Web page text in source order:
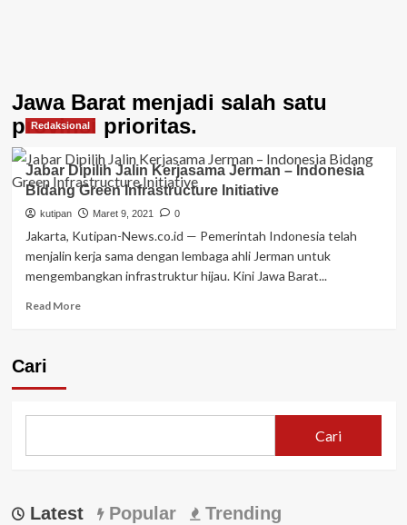
Jawa Barat menjadi salah satu
provinsi prioritas.
Redaksional
Jabar Dipilih Jalin Kerjasama Jerman – Indonesia
Bidang Green Infrastructure Initiative
kutipan Maret 9, 2021 0
Jakarta, Kutipan-News.co.id — Pemerintah Indonesia telah
menjalin kerja sama dengan lembaga ahli Jerman untuk
mengembangkan infrastruktur hijau. Kini Jawa Barat...
Read MoreRead
Indonesia
Infrastructure
Cari
Cari
Latest Popular Trending